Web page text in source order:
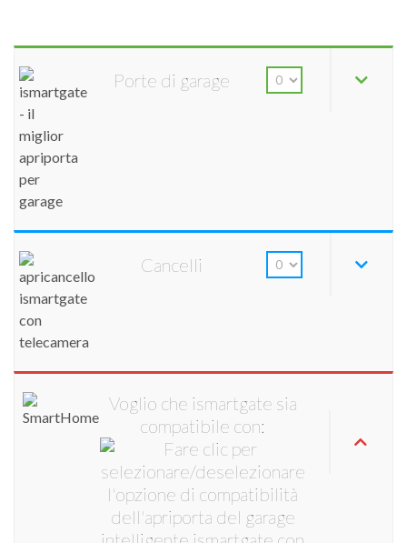
Porte di garage
Cancelli
Voglio che ismartgate sia
compatibile con: